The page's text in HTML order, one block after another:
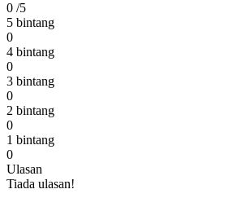
0 /5
5 bintang
0
4 bintang
0
3 bintang
0
2 bintang
0
1 bintang
0
Ulasan
Tiada ulasan!